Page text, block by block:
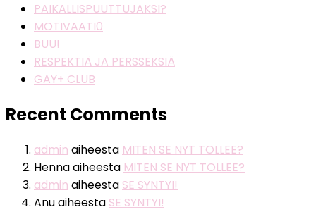
PAIKALLISPUUTTUJAKSI?
MOTIVAATI0
BUU!
RESPEKTIÄ JA PERSSEKSIÄ
GAY+ CLUB
Recent Comments
admin aiheesta MITEN SE NYT TOLLEE?
Hennaaiheesta MITEN SE NYT TOLLEE?
admin aiheesta SE SYNTYI!
Anuaiheesta SE SYNTYI!